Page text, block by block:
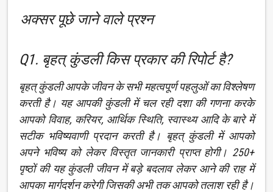
अक्सर पूछे जाने वाले प्रश्न
Q1. बृहत् कुंडली किस प्रकार की रिपोर्ट है?
बृहत् कुंडली आपके जीवन के सभी महत्वपूर्ण पहलुओं का विश्लेषण
करती है। यह आपकी कुंडली में चल रही दशा की गणना करके
आपको विवाह, करियर, आर्थिक स्थिति, स्वास्थ्य आदि के बारे में
सटीक भविष्यवाणी प्रदान करती है। बृहत् कुंडली में आपको
अपने भविष्य को लेकर विस्तृत जानकारी प्राप्त होगी। 250+
पृष्ठों की यह कुंडली जीवन में बड़े बदलाव लेकर आने की राह में
आपका मार्गदर्शन करेगी जिसकी अभी तक आपको तलाश रही है।